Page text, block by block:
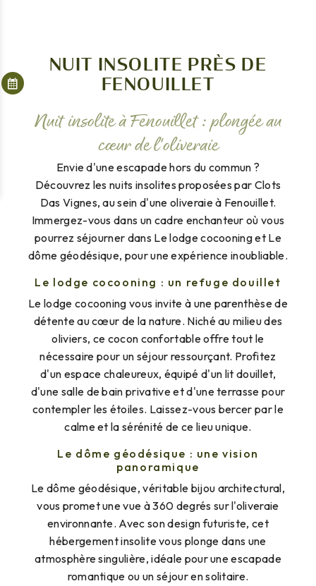
NUIT INSOLITE PRÈS DE
FENOUILLET
Nuit insolite à Fenouillet : plongée au
cœur de l'oliveraie
Envie d'une escapade hors du commun ?
Découvrez les nuits insolites proposées par Clots
Das Vignes, au sein d'une oliveraie à Fenouillet.
Immergez-vous dans un cadre enchanteur où vous
pourrez séjourner dans Le lodge cocooning et Le
dôme géodésique, pour une expérience inoubliable.
Le lodge cocooning : un refuge douillet
Le lodge cocooning vous invite à une parenthèse de
détente au cœur de la nature. Niché au milieu des
oliviers, ce cocon confortable offre tout le
nécessaire pour un séjour ressourçant. Profitez
d'un espace chaleureux, équipé d'un lit douillet,
d'une salle de bain privative et d'une terrasse pour
contempler les étoiles. Laissez-vous bercer par le
calme et la sérénité de ce lieu unique.
Le dôme géodésique : une vision
panoramique
Le dôme géodésique, véritable bijou architectural,
vous promet une vue à 360 degrés sur l'oliveraie
environnante. Avec son design futuriste, cet
hébergement insolite vous plonge dans une
atmosphère singulière, idéale pour une escapade
romantique ou un séjour en solitaire.